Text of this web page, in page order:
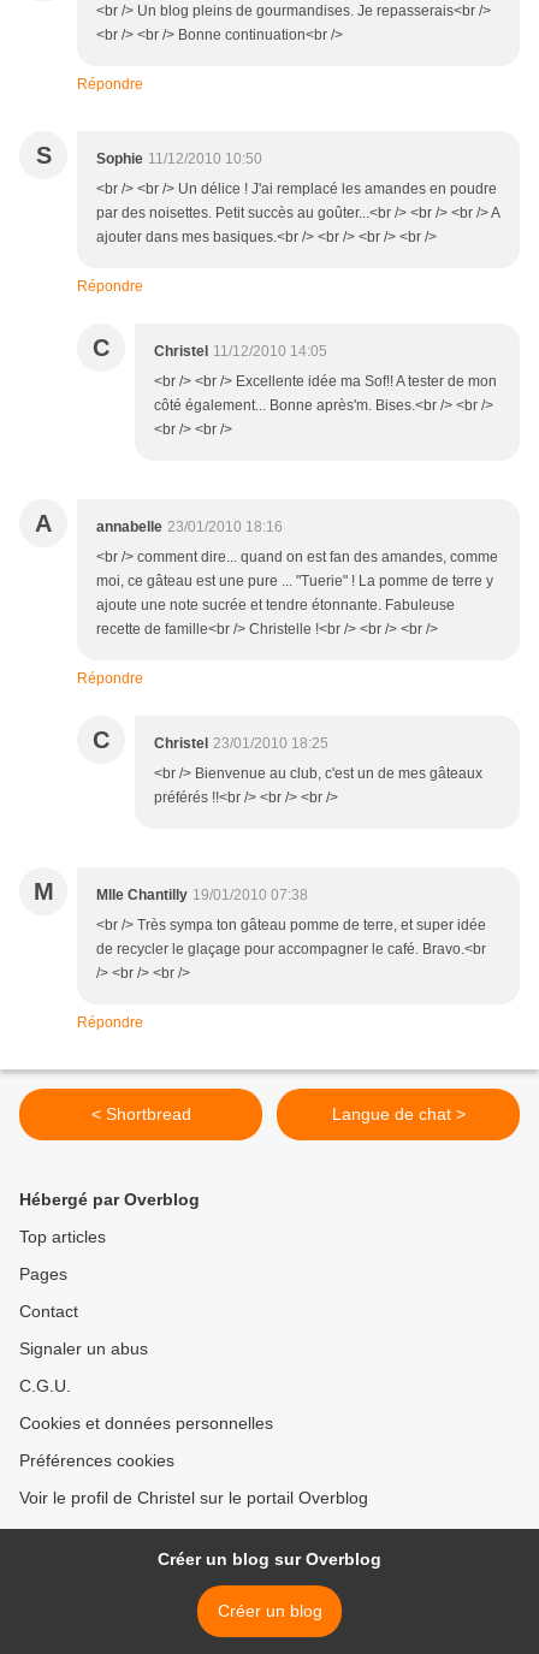
<br /> Un blog pleins de gourmandises. Je repasserais<br />
<br /> <br /> Bonne continuation<br />
Répondre
S Sophie 11/12/2010 10:50
<br /> <br /> Un délice ! J'ai remplacé les amandes en poudre
par des noisettes. Petit succès au goûter...<br /> <br /> <br /> A
ajouter dans mes basiques.<br /> <br /> <br /> <br />
Répondre
C Christel 11/12/2010 14:05
<br /> <br /> Excellente idée ma Sof!! A tester de mon
côté également... Bonne après'm. Bises.<br /> <br />
<br /> <br />
A annabelle 23/01/2010 18:16
<br /> comment dire... quand on est fan des amandes, comme
moi, ce gâteau est une pure ... "Tuerie" ! La pomme de terre y
ajoute une note sucrée et tendre étonnante. Fabuleuse
recette de famille<br /> Christelle !<br /> <br /> <br />
Répondre
C Christel 23/01/2010 18:25
<br /> Bienvenue au club, c'est un de mes gâteaux
préférés !!<br /> <br /> <br />
M Mlle Chantilly 19/01/2010 07:38
<br /> Très sympa ton gâteau pomme de terre, et super idée
de recycler le glaçage pour accompagner le café. Bravo.<br
/> <br /> <br />
Répondre
< Shortbread Langue de chat >
Hébergé par Overblog
Top articles
Pages
Contact
Signaler un abus
C.G.U.
Cookies et données personnelles
Préférences cookies
Voir le profil de Christel sur le portail Overblog
Créer un blog sur Overblog
Créer un blog